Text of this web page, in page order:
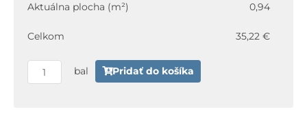
Aktuálna plocha (m²) 0,94
Celkom 35,22 €
Rovere
x
bal Pridať do košíka